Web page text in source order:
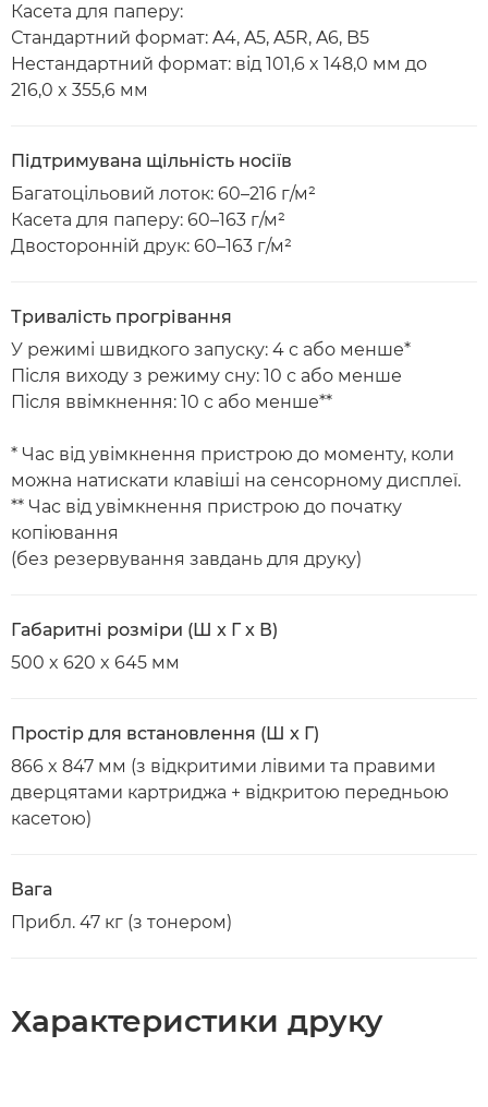
Касета для паперу:
Стандартний формат: A4, A5, A5R, A6, B5
Нестандартний формат: від 101,6 x 148,0 мм до
216,0 x 355,6 мм
Підтримувана щільність носіїв
Багатоцільовий лоток: 60–216 г/м²
Касета для паперу: 60–163 г/м²
Двосторонній друк: 60–163 г/м²
Тривалість прогрівання
У режимі швидкого запуску: 4 с або менше*
Після виходу з режиму сну: 10 с або менше
Після ввімкнення: 10 с або менше**
* Час від увімкнення пристрою до моменту, коли
можна натискати клавіші на сенсорному дисплеї.
** Час від увімкнення пристрою до початку
копіювання
(без резервування завдань для друку)
Габаритні розміри (Ш x Г x В)
500 x 620 x 645 мм
Простір для встановлення (Ш x Г)
866 x 847 мм (з відкритими лівими та правими
дверцятами картриджа + відкритою передньою
касетою)
Вага
Прибл. 47 кг (з тонером)
Характеристики друку